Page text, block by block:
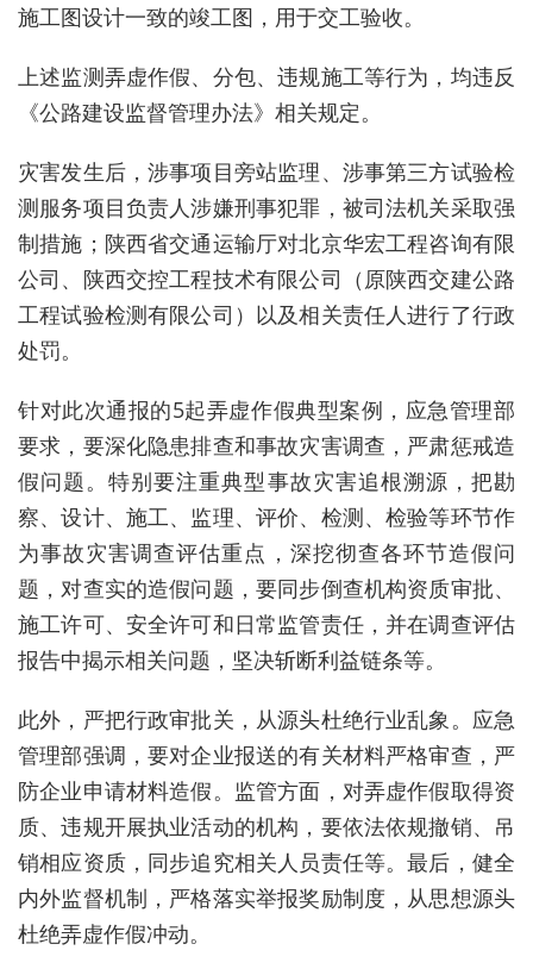
施工图设计一致的竣工图，用于交工验收。
上述监测弄虚作假、分包、违规施工等行为，均违反
《公路建设监督管理办法》相关规定。
灾害发生后，涉事项目旁站监理、涉事第三方试验检
测服务项目负责人涉嫌刑事犯罪，被司法机关采取强
制措施；陕西省交通运输厅对北京华宏工程咨询有限
公司、陕西交控工程技术有限公司（原陕西交建公路
工程试验检测有限公司）以及相关责任人进行了行政
处罚。
针对此次通报的5起弄虚作假典型案例，应急管理部
要求，要深化隐患排查和事故灾害调查，严肃惩戒造
假问题。特别要注重典型事故灾害追根溯源，把勘
察、设计、施工、监理、评价、检测、检验等环节作
为事故灾害调查评估重点，深挖彻查各环节造假问
题，对查实的造假问题，要同步倒查机构资质审批、
施工许可、安全许可和日常监管责任，并在调查评估
报告中揭示相关问题，坚决斩断利益链条等。
此外，严把行政审批关，从源头杜绝行业乱象。应急
管理部强调，要对企业报送的有关材料严格审查，严
防企业申请材料造假。监管方面，对弄虚作假取得资
质、违规开展执业活动的机构，要依法依规撤销、吊
销相应资质，同步追究相关人员责任等。最后，健全
内外监督机制，严格落实举报奖励制度，从思想源头
杜绝弄虚作假冲动。